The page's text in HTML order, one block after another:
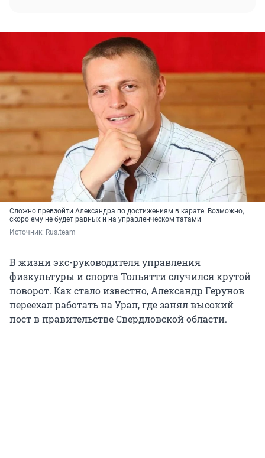
Сложно превзойти Александра по достижениям в карате. Возможно,
скоро ему не будет равных и на управленческом татами
Источник: Rus.team
В жизни экс-руководителя управления
физкультуры и спорта Тольятти случился крутой
поворот. Как стало известно, Александр Герунов
переехал работать на Урал, где занял высокий
пост в правительстве Свердловской области.